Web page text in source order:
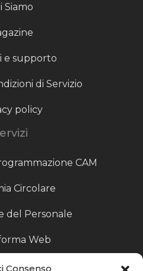
Consenso
Siamo
e supporto
di Servizio
policy
CAM
Circolare
del Personale
Web
fornitori